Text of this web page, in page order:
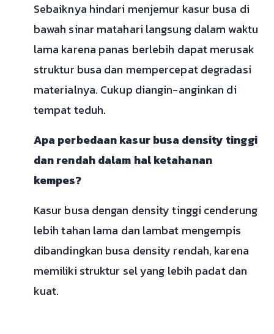
Sebaiknya hindari menjemur kasur busa di
bawah sinar matahari langsung dalam waktu
lama karena panas berlebih dapat merusak
struktur busa dan mempercepat degradasi
materialnya. Cukup diangin-anginkan di
tempat teduh.
Apa perbedaan kasur busa density tinggi
dan rendah dalam hal ketahanan
kempes?
Kasur busa dengan density tinggi cenderung
lebih tahan lama dan lambat mengempis
dibandingkan busa density rendah, karena
memiliki struktur sel yang lebih padat dan
kuat.